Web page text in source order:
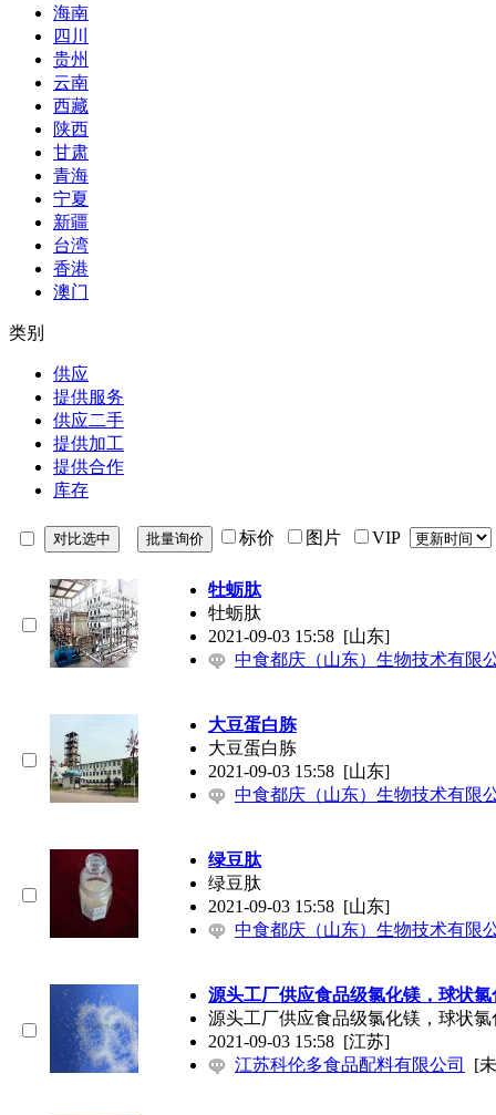
海南
四川
贵州
云南
西藏
陕西
甘肃
青海
宁夏
新疆
台湾
香港
澳门
类别
供应
提供服务
供应二手
提供加工
提供合作
库存
标价 图片 VIP
牡蛎肽
牡蛎肽
2021-09-03 15:58 [山东]
中食都庆（山东）生物技术有限
大豆蛋白胨
大豆蛋白胨
2021-09-03 15:58 [山东]
中食都庆（山东）生物技术有限
绿豆肽
绿豆肽
2021-09-03 15:58 [山东]
中食都庆（山东）生物技术有限
源头工厂供应食品级氯化镁，球状氯
源头工厂供应食品级氯化镁，球状氯
2021-09-03 15:58 [江苏]
江苏科伦多食品配料有限公司
[